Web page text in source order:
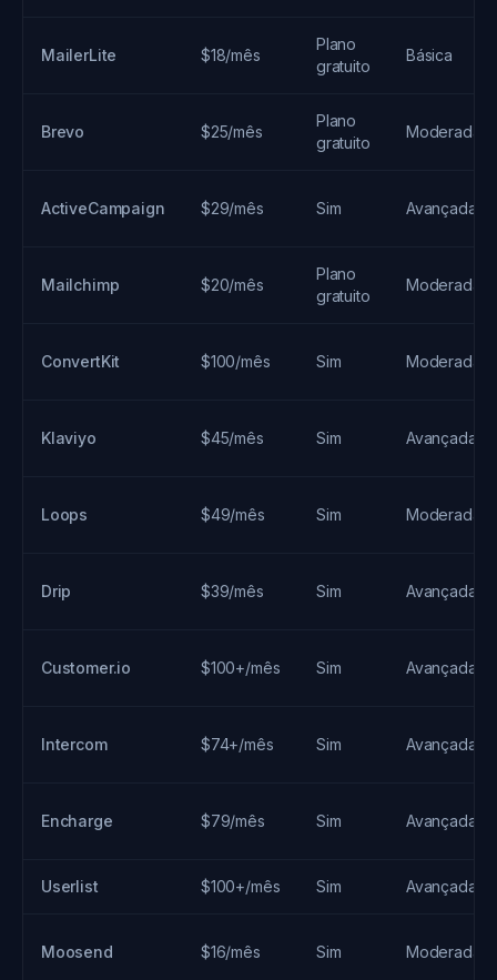
MailerLite $18/mês
Plano
gratuito
Básica
Brevo $25/mês
Plano
gratuito
Moderada
ActiveCampaign $29/mês Sim Avançada
Mailchimp $20/mês
Plano
gratuito
Moderada
ConvertKit $100/mês Sim Moderada
Klaviyo $45/mês Sim Avançada
Loops $49/mês Sim Moderada
Drip $39/mês Sim Avançada
Customer.io $100+/mês Sim Avançada
Intercom $74+/mês Sim Avançada
Encharge $79/mês Sim Avançada
Userlist $100+/mês Sim Avançada
Moosend $16/mês Sim Moderada